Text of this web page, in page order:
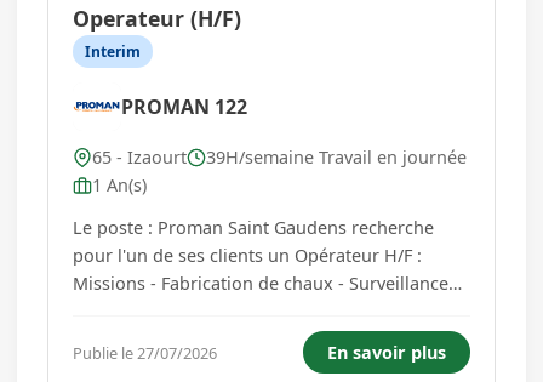
Operateur (H/F)
Interim
PROMAN 122
65 - Izaourt
39H/semaine Travail en journée
1 An(s)
Le poste : Proman Saint Gaudens recherche
pour l'un de ses clients un Opérateur H/F :
Missions - Fabrication de chaux - Surveillance
besoins - Manutention diverse - Respect des
règles de consignes spécifiques au poste Profil
Publie le 27/07/2026 En savoir plus